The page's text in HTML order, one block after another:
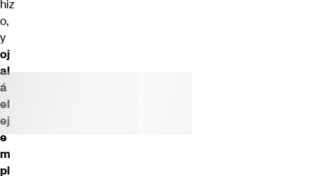
hiz
o,
y
oj
al
á
el
ej
e
m
pl